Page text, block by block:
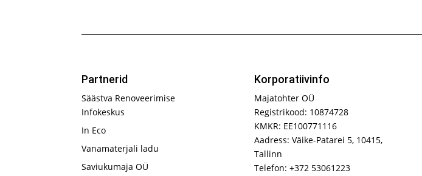
Partnerid
Säästva Renoveerimise
Infokeskus
In Eco
Vanamaterjali ladu
Saviukumaja OÜ
Korporatiivinfo
Majatohter OÜ
Registrikood: 10874728
KMKR: EE100771116
Aadress: Väike-Patarei 5, 10415,
Tallinn
Telefon: +372 53061223